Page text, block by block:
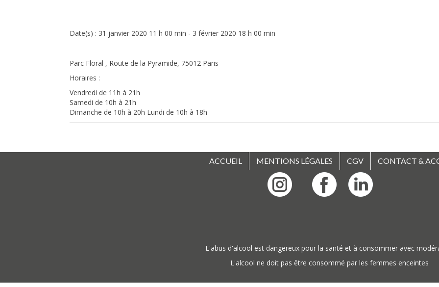
Date(s) : 31 janvier 2020 11 h 00 min - 3 février 2020 18 h 00 min
Parc Floral , Route de la Pyramide, 75012 Paris
Horaires :
Vendredi de 11h à 21h
Samedi de 10h à 21h
Dimanche de 10h à 20h Lundi de 10h à 18h
ACCUEIL MENTIONS LÉGALES CGV CONTACT &
L'abus d'alcool est dangereux pour la santé et à consommer avec
L'alcool ne doit pas être consommé par les femmes enceintes